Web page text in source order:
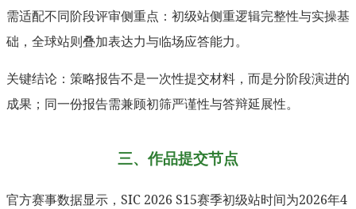
需适配不同阶段评审侧重点：初级站侧重逻辑完整性与实操基
础，全球站则叠加表达力与临场应答能力。
关键结论：策略报告不是一次性提交材料，而是分阶段演进的
成果；同一份报告需兼顾初筛严谨性与答辩延展性。
三、作品提交节点
官方赛事数据显示，SIC 2026 S15赛季初级站时间为2026年4